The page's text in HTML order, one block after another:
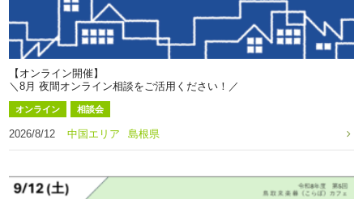
【オンライン開催】
＼8月 夜間オンライン相談をご活用ください！／
オンライン 相談会
2026/8/12 中国エリア 島根県